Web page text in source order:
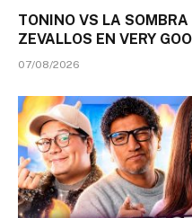
TONINO VS LA
ZEVALLOS EN VERY
07/08/2026